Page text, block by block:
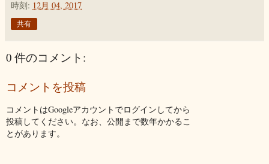
時刻: 12月 04, 2017
共有
0 件のコメント:
コメントを投稿
コメントはGoogleアカウントでログインしてから
投稿してください。なお、公開まで数年かかるこ
とがあります。